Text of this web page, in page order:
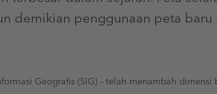
demikian penggunaan peta baru
Geografis (SIG) – telah menambah dimensi